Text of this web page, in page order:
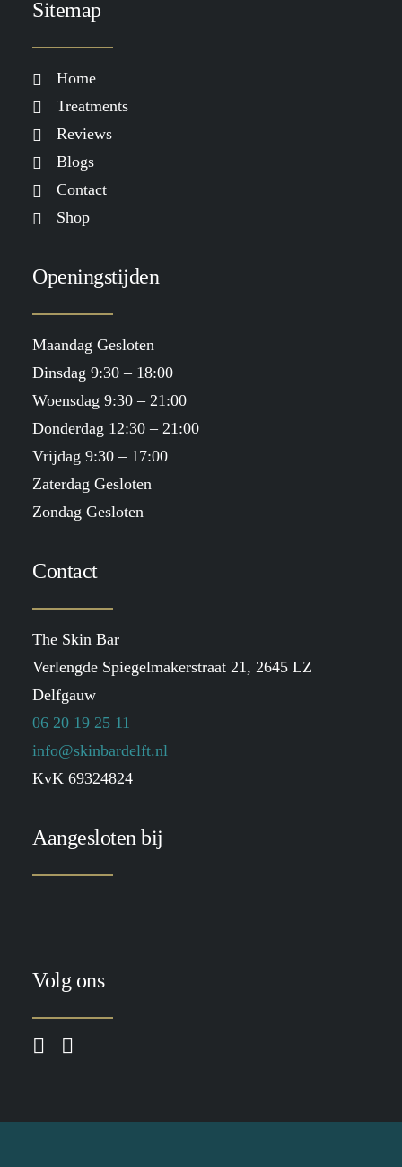
Sitemap
Home
Treatments
Reviews
Blogs
Contact
Shop
Openingstijden
Maandag Gesloten
Dinsdag 9:30 – 18:00
Woensdag 9:30 – 21:00
Donderdag 12:30 – 21:00
Vrijdag 9:30 – 17:00
Zaterdag Gesloten
Zondag Gesloten
Contact
The Skin Bar
Verlengde Spiegelmakerstraat 21, 2645 LZ
Delfgauw
06 20 19 25 11
info@skinbardelft.nl
KvK 69324824
Aangesloten bij
Volg ons